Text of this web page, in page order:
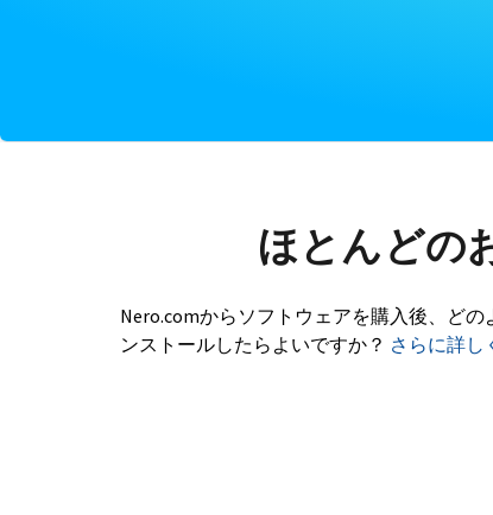
ほとんどの
Nero.comからソフトウェアを購入後、どの
ンストールしたらよいですか？ さらに詳し